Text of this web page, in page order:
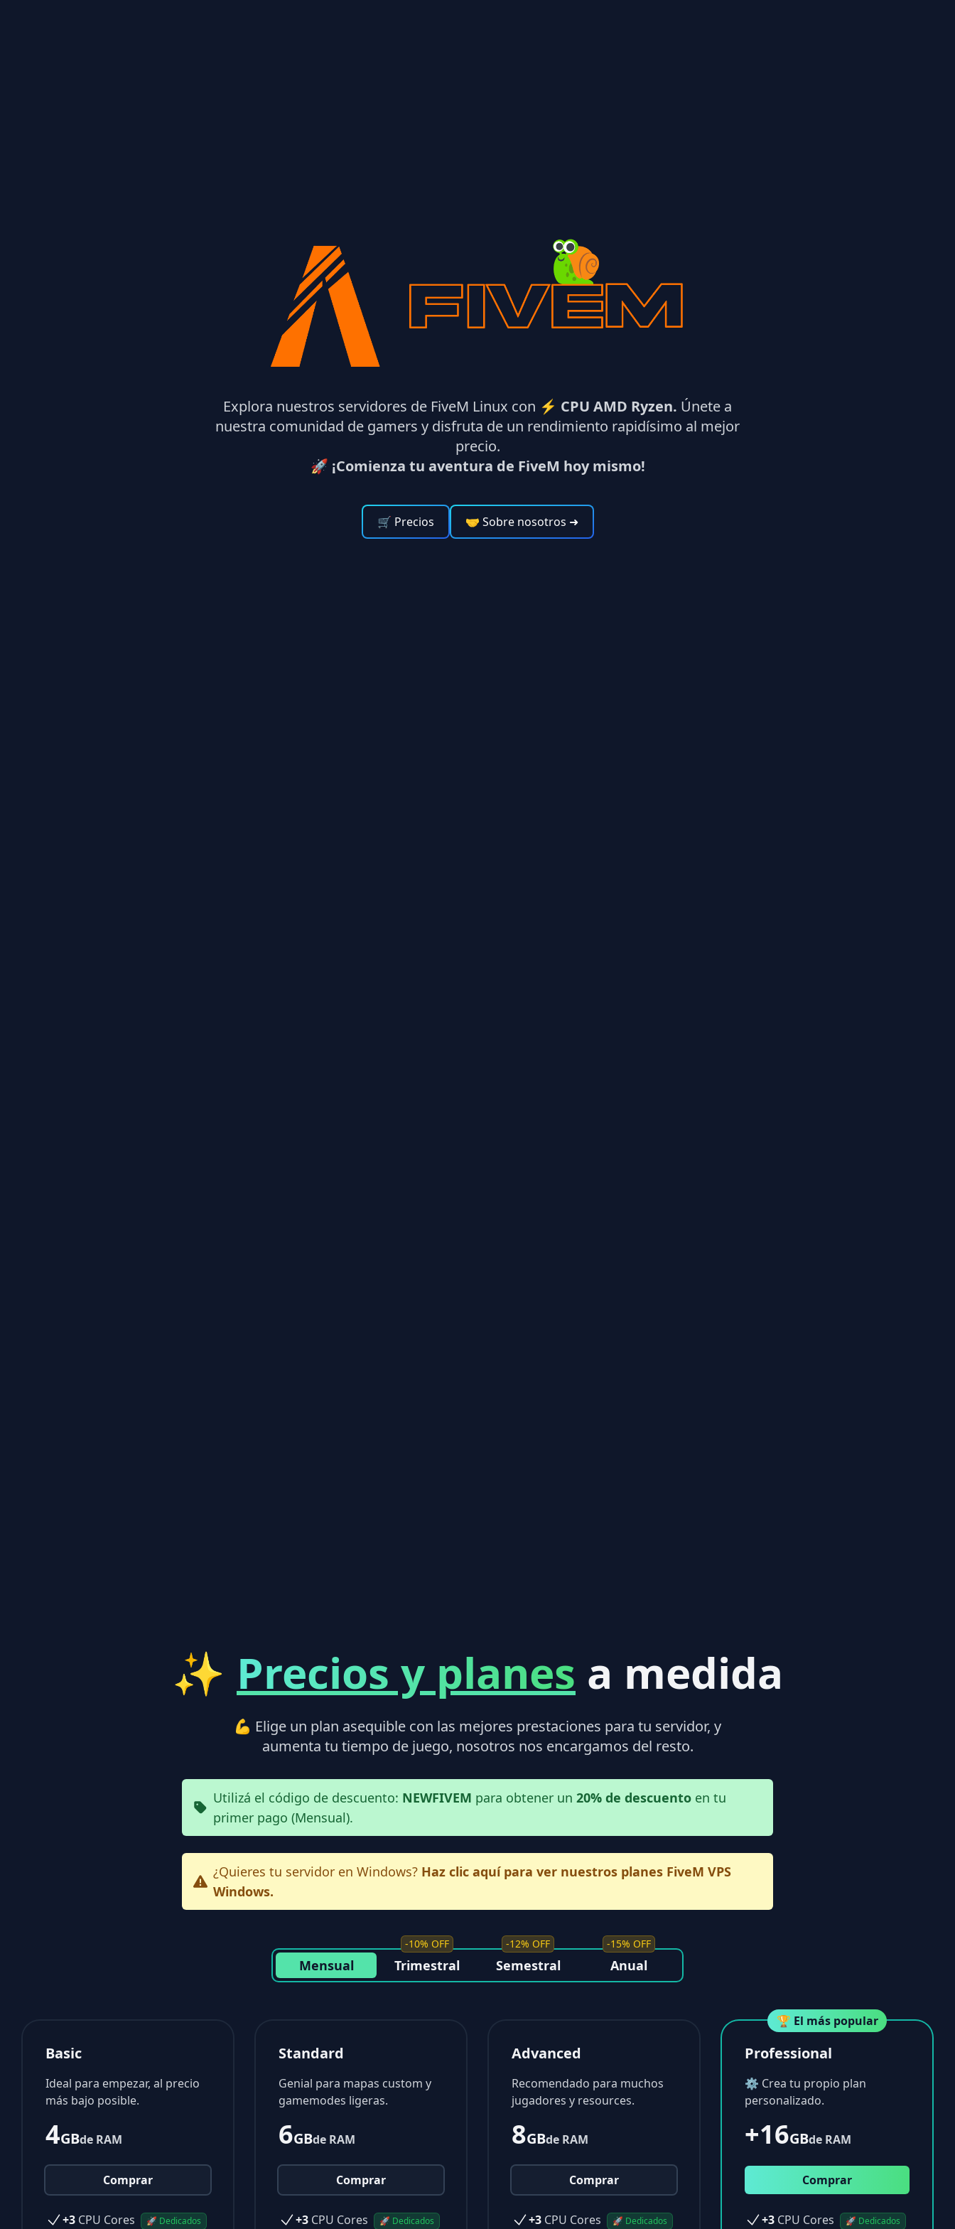
Explora nuestros servidores de FiveM Linux con ⚡ CPU AMD Ryzen. Únete a
nuestra comunidad de gamers y disfruta de un rendimiento rapidísimo al mejor
precio.
🚀 ¡Comienza tu aventura de FiveM hoy mismo!
🛒 Precios 🤝 Sobre nosotros ➜
✨ Precios y planes a medida
💪 Elige un plan asequible con las mejores prestaciones para tu servidor, y
aumenta tu tiempo de juego, nosotros nos encargamos del resto.
Utilizá el código de descuento: NEWFIVEM para obtener un 20% de descuento en tu
primer pago (Mensual).
¿Quieres tu servidor en Windows? Haz clic aquí para ver nuestros planes FiveM VPS
Windows.
Mensual Trimestral
-10% OFF
Semestral
-12% OFF
Anual
-15% OFF
Basic
Ideal para empezar, al precio
más bajo posible.
4GBde RAM
Comprar
+3 CPU Cores 🚀 Dedicados
Standard
Genial para mapas custom y
gamemodes ligeras.
6GBde RAM
Comprar
+3 CPU Cores 🚀 Dedicados
Advanced
Recomendado para muchos
jugadores y resources.
8GBde RAM
Comprar
+3 CPU Cores 🚀 Dedicados
🏆 El más popular
Professional
⚙ Crea tu propio plan
personalizado.
+16GBde RAM
Comprar
+3 CPU Cores 🚀 Dedicados